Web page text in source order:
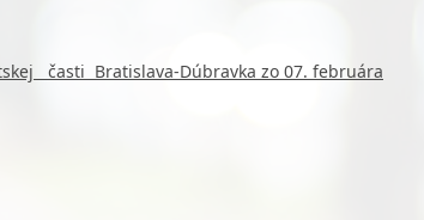
časti Bratislava-Dúbravka zo 07. februára